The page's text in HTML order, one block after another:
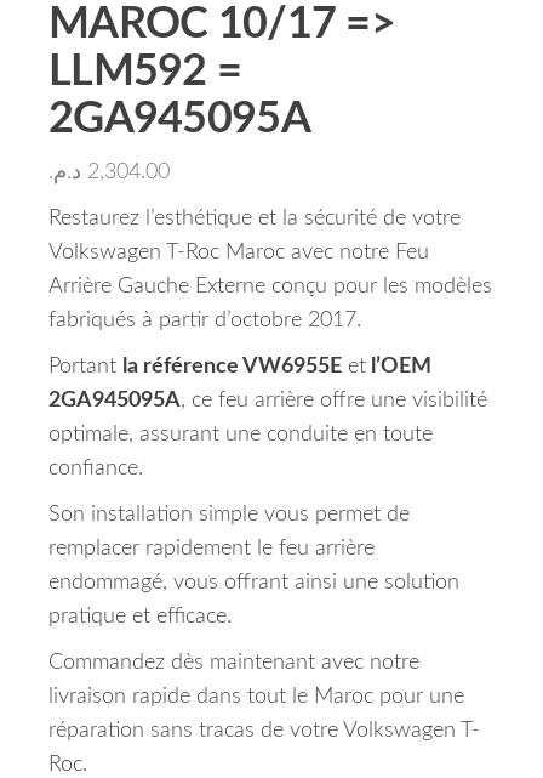
MAROC 10/17 =>
LLM592 =
2GA945095A
2,304.00 د.م.
Restaurez l’esthétique et la sécurité de votre
Volkswagen T-Roc Maroc avec notre Feu
Arrière Gauche Externe conçu pour les modèles
fabriqués à partir d’octobre 2017.
Portant la référence VW6955E et l’OEM
2GA945095A, ce feu arrière offre une visibilité
optimale, assurant une conduite en toute
confiance.
Son installation simple vous permet de
remplacer rapidement le feu arrière
endommagé, vous offrant ainsi une solution
pratique et efficace.
Commandez dès maintenant avec notre
livraison rapide dans tout le Maroc pour une
réparation sans tracas de votre Volkswagen T-
Roc.